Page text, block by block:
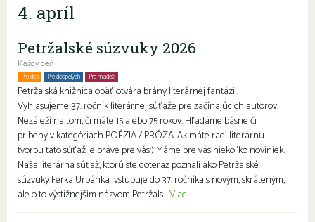
4. apríl
Petržalské súzvuky 2026
Každý deň
Pre deti Pre dospelých Pre mládež
Petržalská knižnica opäť otvára brány literárnej fantázii.
Vyhlasujeme 37. ročník literárnej súťaže pre začínajúcich autorov.
Nezáleží na tom, či máte 15 alebo 75 rokov. Hľadáme básne či
príbehy v kategóriách POÉZIA / PRÓZA. Ak máte radi literárnu
tvorbu táto súťaž je práve pre vás:) Máme pre vás niekoľko noviniek.
Naša literárna súťaž, ktorú ste doteraz poznali ako Petržalské
súzvuky Ferka Urbánka vstupuje do 37. ročníka s novým, skráteným,
ale o to výstižnejším názvom Petržals...Viac